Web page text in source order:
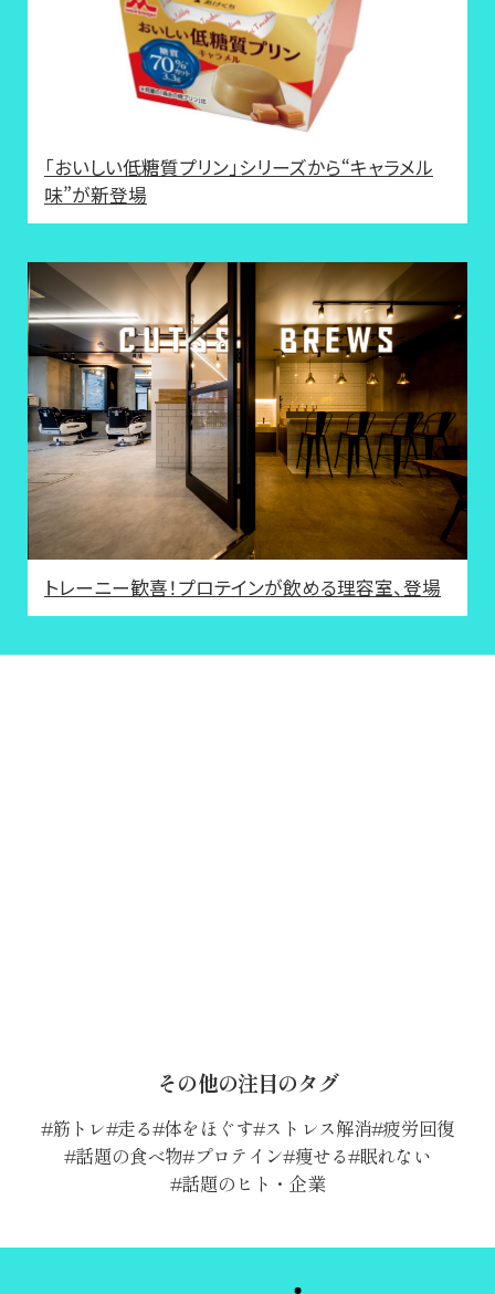
「おいしい低糖質プリン」シリーズから“キャラメル
味”が新登場
トレーニー歓喜！プロテインが飲める理容室、登場
その他の注目のタグ
筋トレ 走る 体をほぐす ストレス解消 疲労回復
話題の食べ物 プロテイン 痩せる 眠れない
話題のヒト・企業